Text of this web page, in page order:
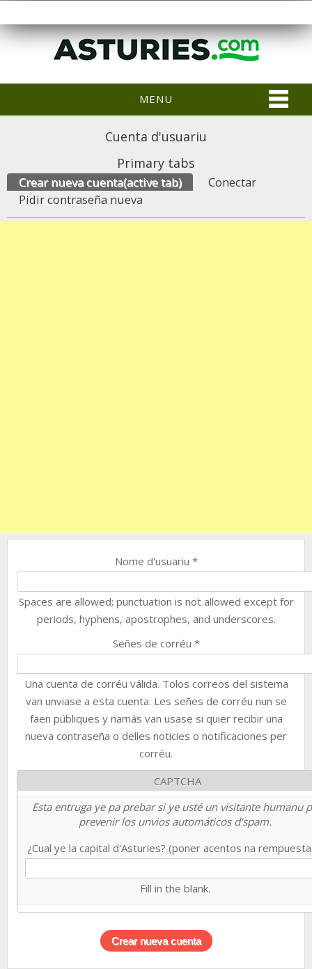
MENU
Cuenta d'usuariu
Primary tabs
Crear nueva cuenta(active tab)
Conectar
Pidir contraseña nueva
Nome d'usuariu *
Spaces are allowed; punctuation is not allowed except for
periods, hyphens, apostrophes, and underscores.
Señes de corréu *
Una cuenta de corréu válida. Tolos correos del sistema
van unviase a esta cuenta. Les señes de corréu nun se
faen públiques y namás van usase si quier recibir una
nueva contraseña o delles noticies o notificaciones per
corréu.
CAPTCHA
Esta entruga ye pa prebar si ye usté un visitante humanu
prevenir los unvios automáticos d'spam.
¿Cual ye la capital d'Asturies? (poner acentos na
Fill in the blank.